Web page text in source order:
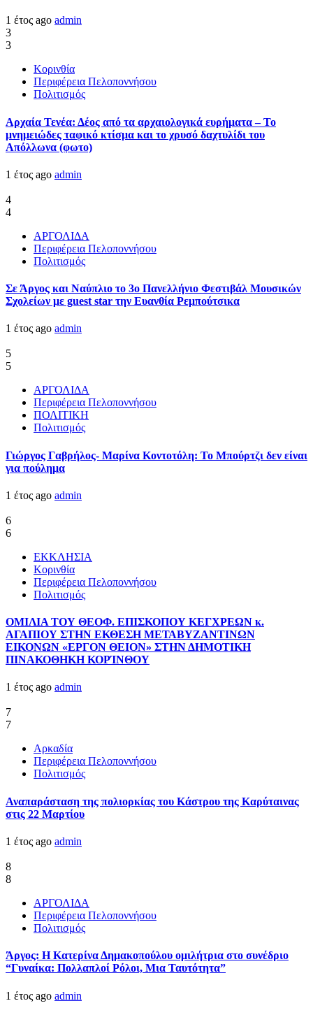
1 έτος ago admin
3
3
Κορινθία
Περιφέρεια Πελοποννήσου
Πολιτισμός
Αρχαία Τενέα: Δέος από τα αρχαιολογικά ευρήματα – Το
μνημειώδες ταφικό κτίσμα και το χρυσό δαχτυλίδι του
Απόλλωνα (φωτο)
1 έτος ago admin
4
4
ΑΡΓΟΛΙΔΑ
Περιφέρεια Πελοποννήσου
Πολιτισμός
Σε Άργος και Ναύπλιο το 3ο Πανελλήνιο Φεστιβάλ Μουσικών
Σχολείων με guest star την Ευανθία Ρεμπούτσικα
1 έτος ago admin
5
5
ΑΡΓΟΛΙΔΑ
Περιφέρεια Πελοποννήσου
ΠΟΛΙΤΙΚΗ
Πολιτισμός
Γιώργος Γαβρήλος- Μαρίνα Κοντοτόλη: Το Μπούρτζι δεν είναι
για πούλημα
1 έτος ago admin
6
6
ΕΚΚΛΗΣΙΑ
Κορινθία
Περιφέρεια Πελοποννήσου
Πολιτισμός
ΟΜΙΛΙΑ ΤΟΥ ΘΕΟΦ. ΕΠΙΣΚΟΠΟΥ ΚΕΓΧΡΕΩΝ κ.
ΑΓΑΠΙΟΥ ΣΤΗΝ ΕΚΘΕΣΗ ΜΕΤΑΒΥΖΑΝΤΙΝΩΝ
ΕΙΚΟΝΩΝ «ΕΡΓΟΝ ΘΕΙΟΝ» ΣΤΗΝ ΔΗΜΟΤΙΚΗ
ΠΙΝΑΚΟΘΗΚΗ ΚΟΡΊΝΘΟΥ
1 έτος ago admin
7
7
Αρκαδία
Περιφέρεια Πελοποννήσου
Πολιτισμός
Αναπαράσταση της πολιορκίας του Κάστρου της Καρύταινας
στις 22 Μαρτίου
1 έτος ago admin
8
8
ΑΡΓΟΛΙΔΑ
Περιφέρεια Πελοποννήσου
Πολιτισμός
Άργος: Η Κατερίνα Δημακοπούλου ομιλήτρια στο συνέδριο
“Γυναίκα: Πολλαπλοί Ρόλοι, Μια Ταυτότητα”
1 έτος ago admin